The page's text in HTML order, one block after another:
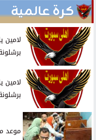
كرة عالمية
موعد